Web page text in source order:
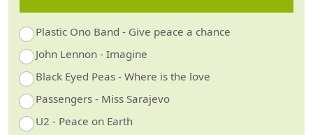
Plastic Ono Band - Give peace a chance
John Lennon - Imagine
Black Eyed Peas - Where is the love
Passengers - Miss Sarajevo
U2 - Peace on Earth